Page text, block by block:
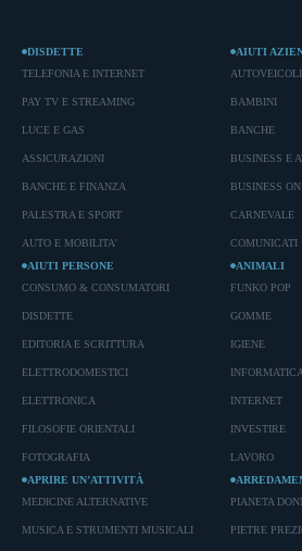
DISDETTE
TELEFONIA E INTERNET
PAY TV E STREAMING
LUCE E GAS
ASSICURAZIONI
BANCHE E FINANZA
PALESTRA E SPORT
AUTO E MOBILITA'
AIUTI
AUTOVEICOLI
BAMBINI
BANCHE
BUSINESS E
BUSINESS
CARNEVALE
COMUNICATI
AIUTI PERSONE
CONSUMO & CONSUMATORI
DISDETTE
EDITORIA E SCRITTURA
ELETTRODOMESTICI
ELETTRONICA
FILOSOFIE ORIENTALI
FOTOGRAFIA
ANIMALI
FUNKO POP
GOMME
IGIENE
INTERNET
INVESTIRE
LAVORO
APRIRE UN’ATTIVITÀ
MEDICINE ALTERNATIVE
MUSICA E STRUMENTI MUSICALI
PIANETA
PIETRE